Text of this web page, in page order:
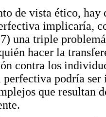
de vista ético,
implicaría,
una triple
hacer la
contra los
podría ser
que resultan